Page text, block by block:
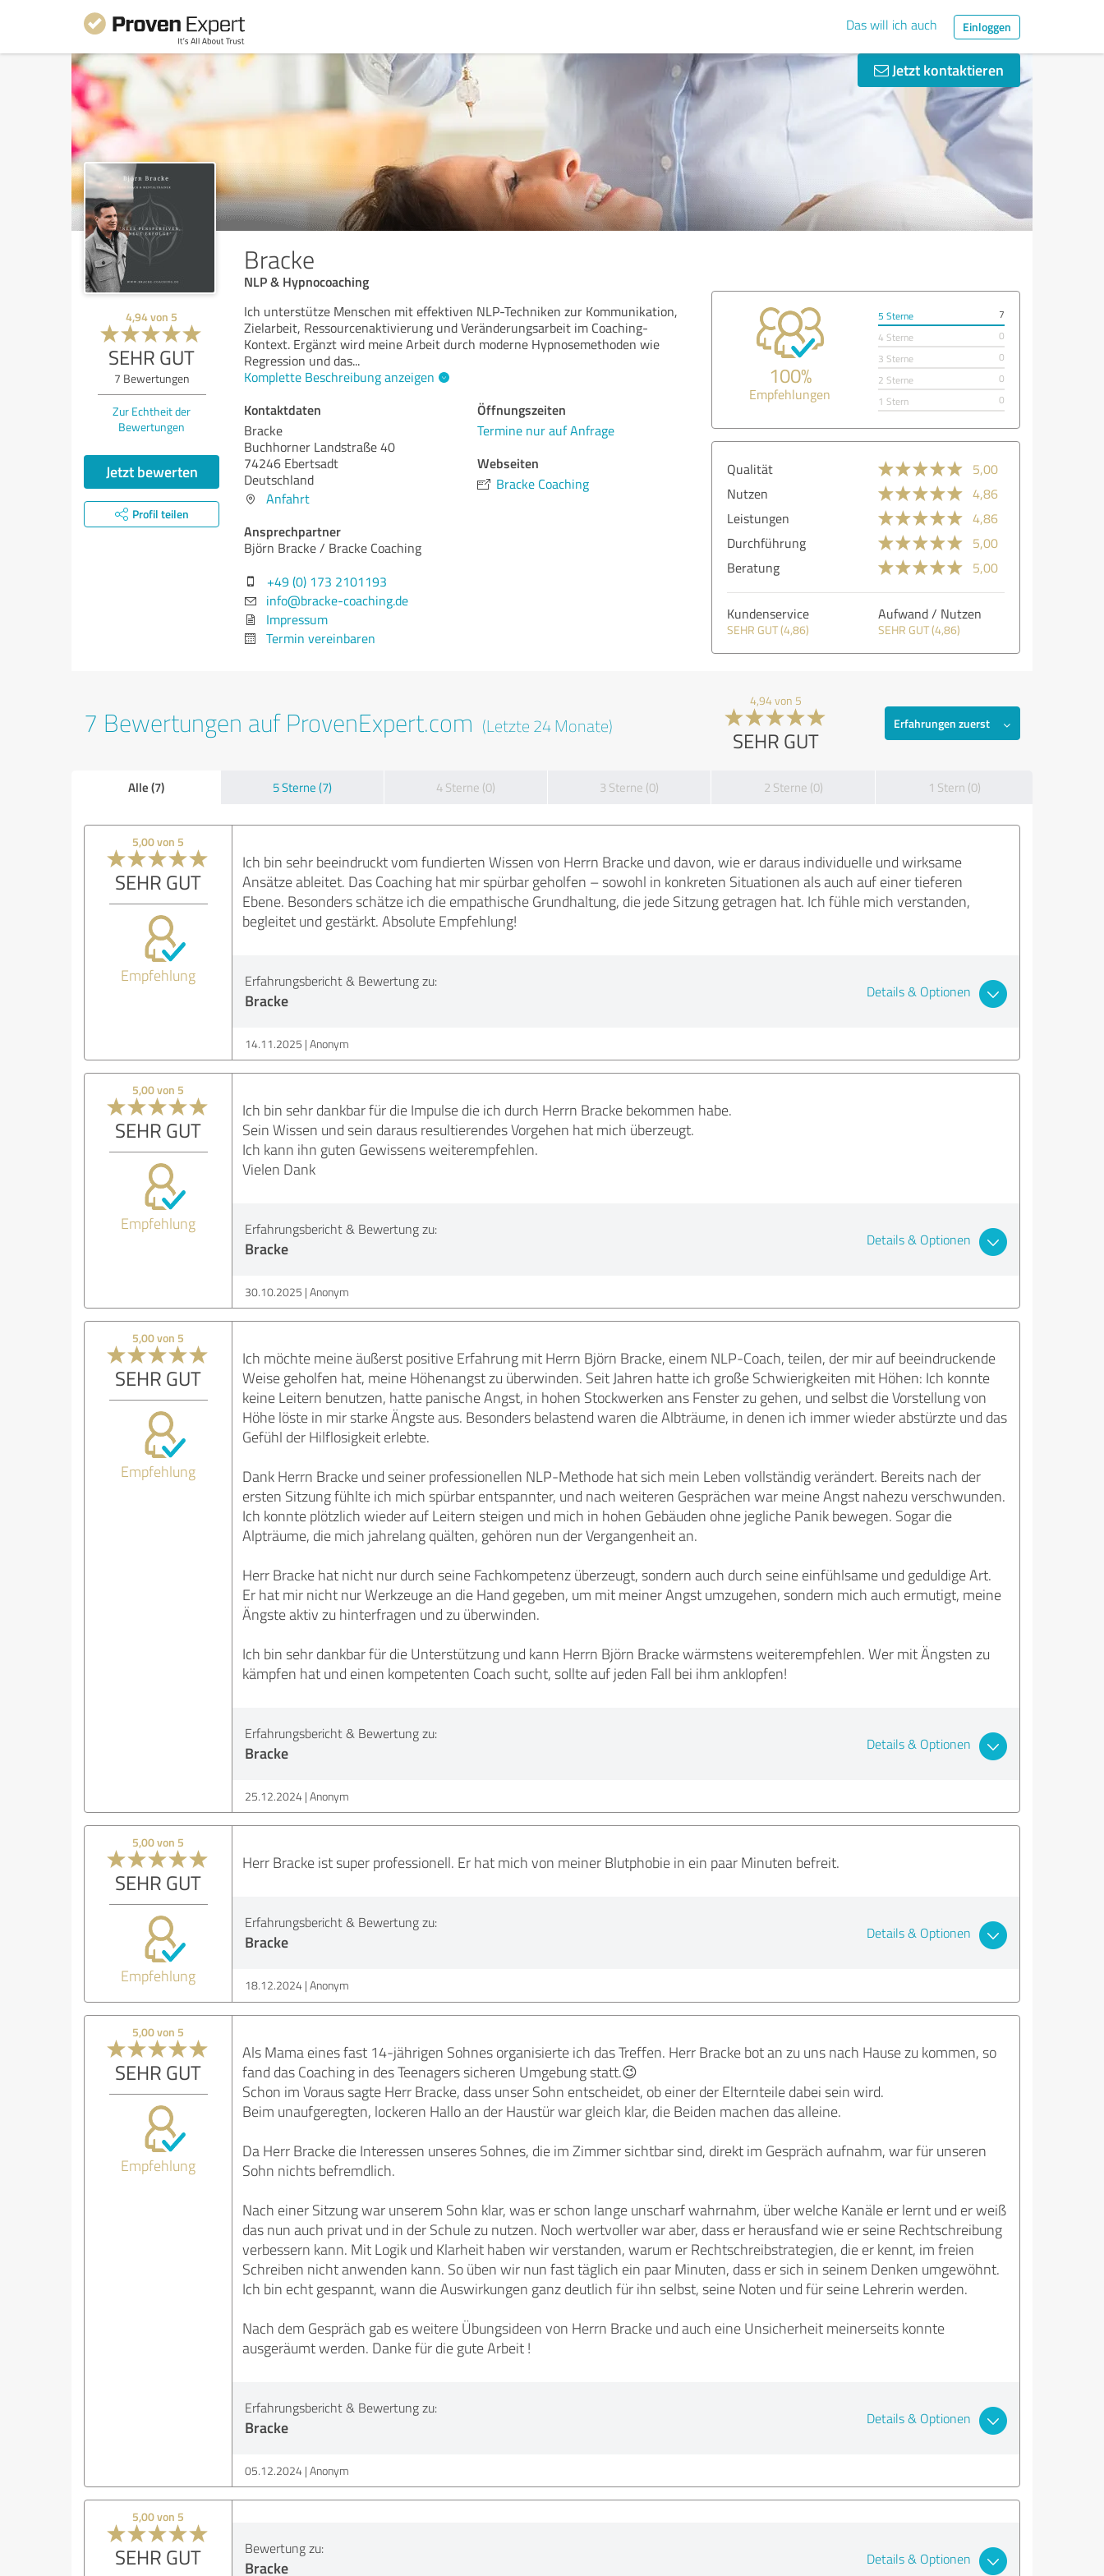
Das will ich auch Einloggen
Jetzt kontaktieren
Bracke
NLP & Hypnocoaching
4,94von 5
SEHR GUT
7 Bewertungen
Zur Echtheit der
Bewertungen
Jetzt bewerten
Profil teilen
Ich unterstütze Menschen mit effektiven NLP-Techniken zur Kommunikation,
Zielarbeit, Ressourcenaktivierung und Veränderungsarbeit im Coaching-
Kontext. Ergänzt wird meine Arbeit durch moderne Hypnosemethoden wie
Regression und das...
Komplette Beschreibung anzeigen
Kontaktdaten
Bracke
Buchhorner Landstraße 40
74246 Ebertsadt
Deutschland
Anfahrt
Ansprechpartner
Björn Bracke / Bracke Coaching
+49 (0) 173 2101193
info@bracke-coaching.de
Impressum
Termin vereinbaren
Öffnungszeiten
Termine nur auf Anfrage
Webseiten
Bracke Coaching
100%
Empfehlungen
5 Sterne
7
4 Sterne
0
3 Sterne
0
2 Sterne
0
1 Stern
0
Qualität
5,00
Nutzen
4,86
Leistungen
4,86
Durchführung
5,00
Beratung
5,00
Kundenservice
SEHR GUT (4,86)
Aufwand / Nutzen
SEHR GUT (4,86)
7 Bewertungen auf ProvenExpert.com (Letzte 24 Monate)
4,94 von 5
SEHR GUT
Erfahrungen zuerst
Alle (7) 5 Sterne (7) 4 Sterne (0) 3 Sterne (0) 2 Sterne (0) 1 Stern (0)
5,00 von 5
SEHR GUT
Empfehlung
Ich bin sehr beeindruckt vom fundierten Wissen von Herrn Bracke und davon, wie er daraus individuelle und wirksame
Ansätze ableitet. Das Coaching hat mir spürbar geholfen – sowohl in konkreten Situationen als auch auf einer tieferen
Ebene. Besonders schätze ich die empathische Grundhaltung, die jede Sitzung getragen hat. Ich fühle mich verstanden,
begleitet und gestärkt. Absolute Empfehlung!
Erfahrungsbericht & Bewertung zu:
Bracke Details & Optionen
14.11.2025 Anonym
5,00 von 5
SEHR GUT
Empfehlung
Ich bin sehr dankbar für die Impulse die ich durch Herrn Bracke bekommen habe.
Sein Wissen und sein daraus resultierendes Vorgehen hat mich überzeugt.
Ich kann ihn guten Gewissens weiterempfehlen.
Vielen Dank
Erfahrungsbericht & Bewertung zu:
Bracke Details & Optionen
30.10.2025 Anonym
5,00 von 5
SEHR GUT
Empfehlung
Ich möchte meine äußerst positive Erfahrung mit Herrn Björn Bracke, einem NLP-Coach, teilen, der mir auf beeindruckende
Weise geholfen hat, meine Höhenangst zu überwinden. Seit Jahren hatte ich große Schwierigkeiten mit Höhen: Ich konnte
keine Leitern benutzen, hatte panische Angst, in hohen Stockwerken ans Fenster zu gehen, und selbst die Vorstellung von
Höhe löste in mir starke Ängste aus. Besonders belastend waren die Albträume, in denen ich immer wieder abstürzte und das
Gefühl der Hilflosigkeit erlebte.
Dank Herrn Bracke und seiner professionellen NLP-Methode hat sich mein Leben vollständig verändert. Bereits nach der
ersten Sitzung fühlte ich mich spürbar entspannter, und nach weiteren Gesprächen war meine Angst nahezu verschwunden.
Ich konnte plötzlich wieder auf Leitern steigen und mich in hohen Gebäuden ohne jegliche Panik bewegen. Sogar die
Alpträume, die mich jahrelang quälten, gehören nun der Vergangenheit an.
Herr Bracke hat nicht nur durch seine Fachkompetenz überzeugt, sondern auch durch seine einfühlsame und geduldige Art.
Er hat mir nicht nur Werkzeuge an die Hand gegeben, um mit meiner Angst umzugehen, sondern mich auch ermutigt, meine
Ängste aktiv zu hinterfragen und zu überwinden.
Ich bin sehr dankbar für die Unterstützung und kann Herrn Björn Bracke wärmstens weiterempfehlen. Wer mit Ängsten zu
kämpfen hat und einen kompetenten Coach sucht, sollte auf jeden Fall bei ihm anklopfen!
Erfahrungsbericht & Bewertung zu:
Bracke Details & Optionen
25.12.2024 Anonym
5,00 von 5
SEHR GUT
Empfehlung
Herr Bracke ist super professionell. Er hat mich von meiner Blutphobie in ein paar Minuten befreit.
Erfahrungsbericht & Bewertung zu:
Bracke Details & Optionen
18.12.2024 Anonym
5,00 von 5
SEHR GUT
Empfehlung
Als Mama eines fast 14-jährigen Sohnes organisierte ich das Treffen. Herr Bracke bot an zu uns nach Hause zu kommen, so
fand das Coaching in des Teenagers sicheren Umgebung statt.😉
Schon im Voraus sagte Herr Bracke, dass unser Sohn entscheidet, ob einer der Elternteile dabei sein wird.
Beim unaufgeregten, lockeren Hallo an der Haustür war gleich klar, die Beiden machen das alleine.
Da Herr Bracke die Interessen unseres Sohnes, die im Zimmer sichtbar sind, direkt im Gespräch aufnahm, war für unseren
Sohn nichts befremdlich.
Nach einer Sitzung war unserem Sohn klar, was er schon lange unscharf wahrnahm, über welche Kanäle er lernt und er weiß
das nun auch privat und in der Schule zu nutzen. Noch wertvoller war aber, dass er herausfand wie er seine Rechtschreibung
verbessern kann. Mit Logik und Klarheit haben wir verstanden, warum er Rechtschreibstrategien, die er kennt, im freien
Schreiben nicht anwenden kann. So üben wir nun fast täglich ein paar Minuten, dass er sich in seinem Denken umgewöhnt.
Ich bin echt gespannt, wann die Auswirkungen ganz deutlich für ihn selbst, seine Noten und für seine Lehrerin werden.
Nach dem Gespräch gab es weitere Übungsideen von Herrn Bracke und auch eine Unsicherheit meinerseits konnte
ausgeräumt werden. Danke für die gute Arbeit !
Erfahrungsbericht & Bewertung zu:
Bracke Details & Optionen
05.12.2024 Anonym
5,00 von 5
SEHR GUT Bewertung zu:
Bracke Details & Optionen